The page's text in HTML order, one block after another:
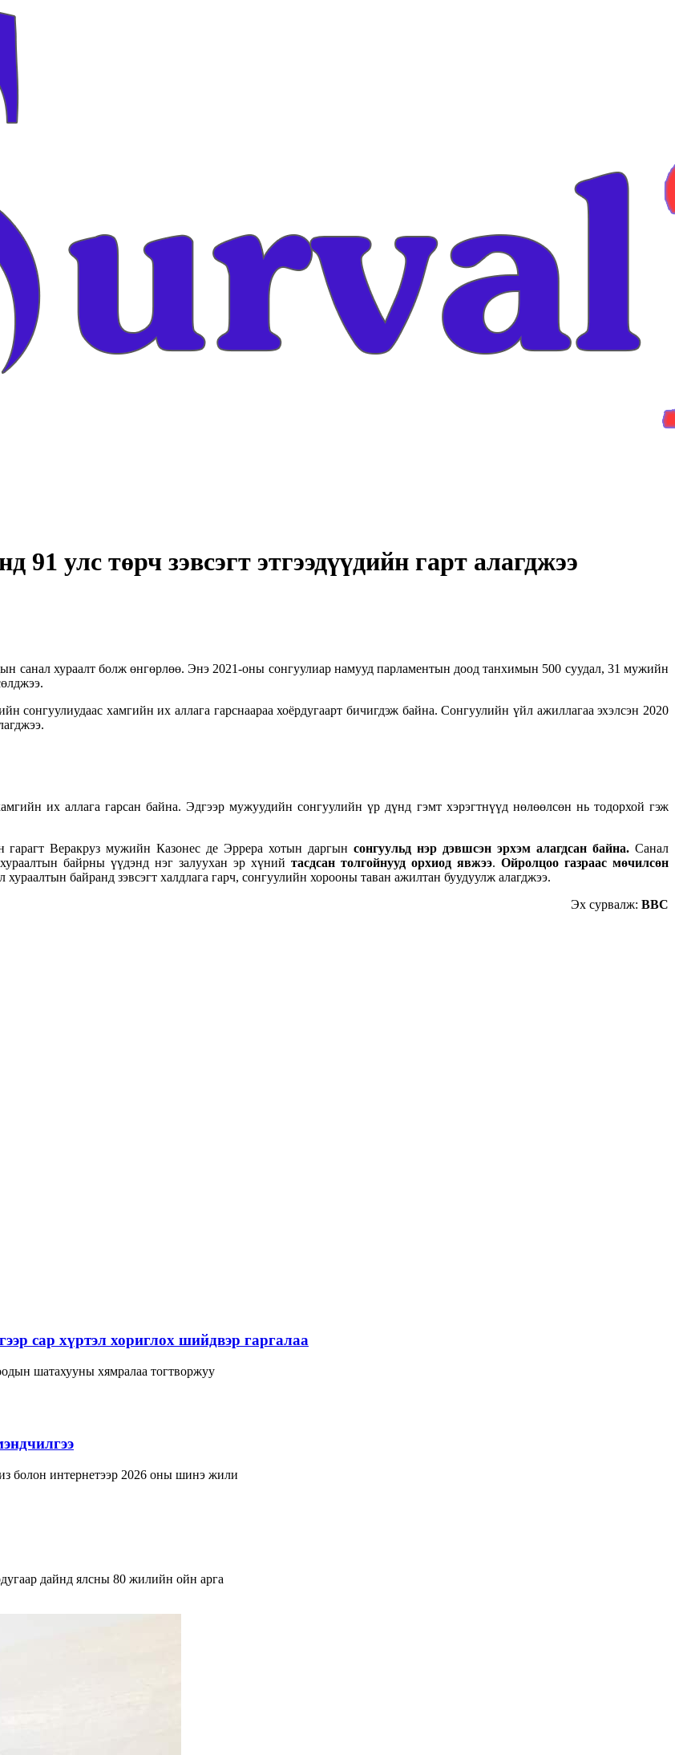
91 улс төрч зэвсэгт этгээдүүдийн гарт алагджээ
санал хураалт болж өнгөрлөө. Энэ 2021-оны сонгуулиар намууд парламентын доод танхимын 500 суудал, 31 мужийн
сонгуулиудаас хамгийн их аллага гарснаараа хоёрдугаарт бичигдэж байна. Сонгуулийн үйл ажиллагаа эхэлсэн 2020
их аллага гарсан байна. Эдгээр мужуудийн сонгуулийн үр дүнд гэмт хэрэгтнүүд нөлөөлсөн нь тодорхой гэж
гарагт Веракруз мужийн Казонес де Эррера хотын даргын сонгуульд нэр дэвшсэн эрхэм алагдсан байна. Санал
байрны үүдэнд нэг залуухан эр хүний тасдсан толгойнууд орхиод явжээ. Ойролцоо газраас мөчилсөн
байранд зэвсэгт халдлага гарч, сонгуулийн хорооны таван ажилтан буудуулж алагджээ.
Эх сурвалж: BBC
сар хүртэл хориглох шийдвэр гаргалаа
шатахууны хямралаа тогтворжуу
интернетээр 2026 оны шинэ жили
дайнд ялсны 80 жилийн ойн арга